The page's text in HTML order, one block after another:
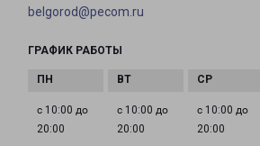
belgorod@pecom.ru
ГРАФИК РАБОТЫ
с 10:00 до
20:00
с 10:00 до
20:00
с 10:00 до
20:00